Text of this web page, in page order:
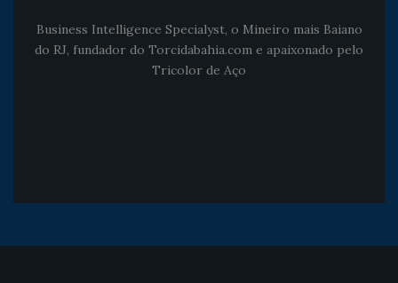
Business Intelligence Specialyst, o Mineiro mais Baiano
do RJ, fundador do Torcidabahia.com e apaixonado pelo
Tricolor de Aço